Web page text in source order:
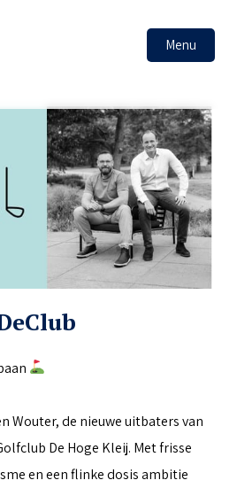
Menu
Wouter, de nieuwe uitbaters van
De Hoge Kleij. Met frisse
en een flinke dosis ambitie